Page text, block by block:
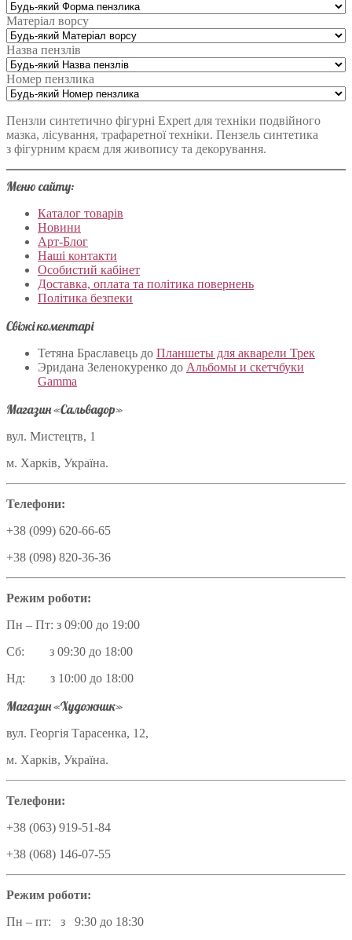
Матеріал ворсу
Назва пензлів
Номер пензлика
Пензли синтетично фігурні Expert для техніки подвійного
мазка, лісування, трафаретної техніки. Пензель синтетика
з фігурним краєм для живопису та декорування.
Меню сайту:
Каталог товарів
Новини
Арт-Блог
Наші контакти
Особистий кабінет
Доставка, оплата та політика повернень
Політика безпеки
Свіжі коментарі
Тетяна Браславець до Планшеты для акварели Трек
Эридана Зеленокуренко до Альбомы и скетчбуки
Gamma
Магазин «Сальвадор»
вул. Мистецтв, 1
м. Харків, Україна.
Телефони:
+38 (099) 620-66-65
+38 (098) 820-36-36
Режим роботи:
Пн – Пт: з 09:00 до 19:00
Сб: з 09:30 до 18:00
Нд: з 10:00 до 18:00
Магазин «Художник»
вул. Георгія Тарасенка, 12,
м. Харків, Україна.
Телефони:
+38 (063) 919-51-84
+38 (068) 146-07-55
Режим роботи:
Пн – пт: з 9:30 до 18:30